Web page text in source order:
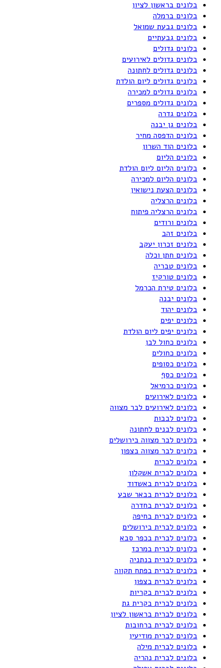
בלונים בראשון לציון
בלונים ברמלה
בלונים גבעת שמואל
בלונים גבעתיים
בלונים גדולים
בלונים גדולים לאירועים
בלונים גדולים לחתונה
בלונים גדולים ליום הולדת
בלונים גדולים למכירה
בלונים גדולים מספרים
בלונים גדרה
בלונים גן יבנה
בלונים הדפסה מחיר
בלונים הוד השרון
בלונים הליום
בלונים הליום ליום הולדת
בלונים הליום למכירה
בלונים הצעת נישואין
בלונים הרצליה
בלונים הרצליה פיתוח
בלונים ורודים
בלונים זהב
בלונים זכרון יעקב
בלונים חתן וכלה
בלונים טבריה
בלונים טורקיז
בלונים טירת הכרמל
בלונים יבנה
בלונים יהוד
בלונים יפים
בלונים יפים ליום הולדת
בלונים כחול לבן
בלונים כחולים
בלונים כסופים
בלונים כסף
בלונים כרמיאל
בלונים לאירועים
בלונים לאירועים לבר מצווה
בלונים לבבות
בלונים לבנים לחתונה
בלונים לבר מצווה בירושלים
בלונים לבר מצווה בצפון
בלונים לברית
בלונים לברית אשקלון
בלונים לברית באשדוד
בלונים לברית בבאר שבע
בלונים לברית בחדרה
בלונים לברית בחיפה
בלונים לברית בירושלים
בלונים לברית בכפר סבא
בלונים לברית במרכז
בלונים לברית בנתניה
בלונים לברית בפתח תקווה
בלונים לברית בצפון
בלונים לברית בקריות
בלונים לברית בקרית גת
בלונים לברית בראשון לציון
בלונים לברית ברחובות
בלונים לברית מודיעין
בלונים לברית מילה
בלונים לברית נהריה